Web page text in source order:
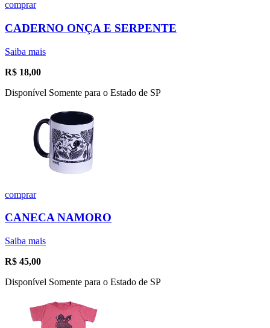
comprar
CADERNO ONÇA E SERPENTE
Saiba mais
R$ 18,00
Disponível Somente para o Estado de SP
comprar
CANECA NAMORO
Saiba mais
R$ 45,00
Disponível Somente para o Estado de SP